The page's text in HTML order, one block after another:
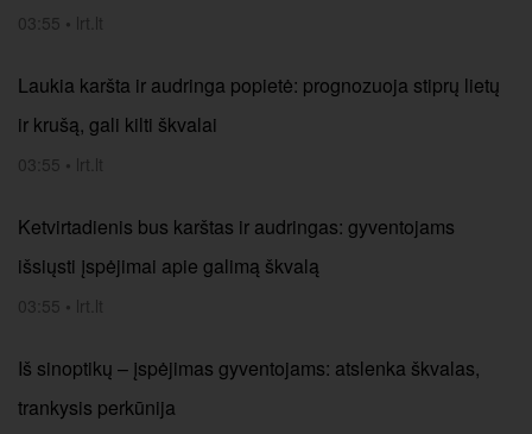
03:55 • lrt.lt
Laukia karšta ir audringa popietė: prognozuoja stiprų lietų
ir krušą, gali kilti škvalai
03:55 • lrt.lt
Ketvirtadienis bus karštas ir audringas: gyventojams
išsiųsti įspėjimai apie galimą škvalą
03:55 • lrt.lt
Iš sinoptikų – įspėjimas gyventojams: atslenka škvalas,
trankysis perkūnija